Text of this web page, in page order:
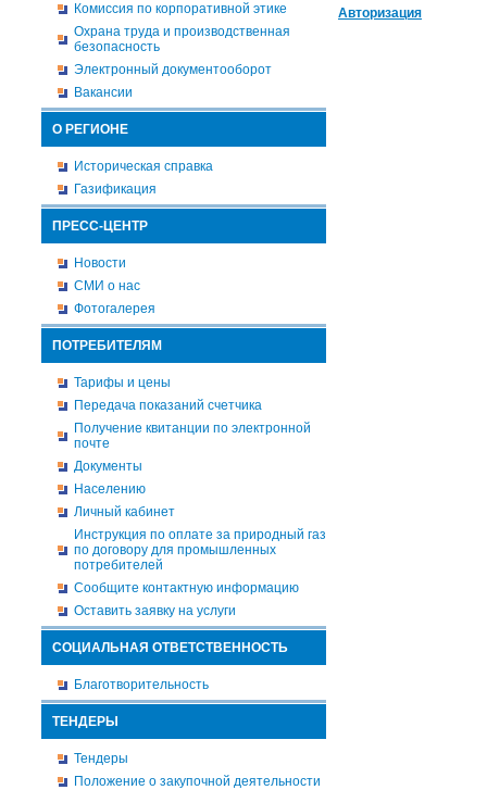
Комиссия по корпоративной этике
Охрана труда и производственная
безопасность
Электронный документооборот
Вакансии
О РЕГИОНЕ
Историческая справка
Газификация
ПРЕСС-ЦЕНТР
Новости
СМИ о нас
Фотогалерея
ПОТРЕБИТЕЛЯМ
Тарифы и цены
Передача показаний счетчика
Получение квитанции по электронной
почте
Документы
Населению
Личный кабинет
Инструкция по оплате за природный газ
по договору для промышленных
потребителей
Сообщите контактную информацию
Оставить заявку на услуги
СОЦИАЛЬНАЯ ОТВЕТСТВЕННОСТЬ
Благотворительность
ТЕНДЕРЫ
Тендеры
Положение о закупочной деятельности
Авторизация